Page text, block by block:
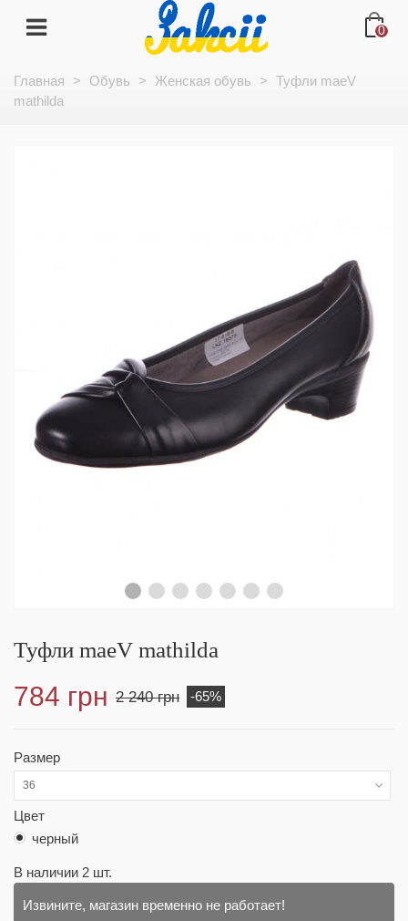
0
Главная > Обувь > Женская обувь > Туфли maeV
mathilda
Туфли maeV mathilda
784 грн 2 240 грн -65%
Размер
36
Цвет
черный
В наличии 2 шт.
Извините, магазин временно не работает!